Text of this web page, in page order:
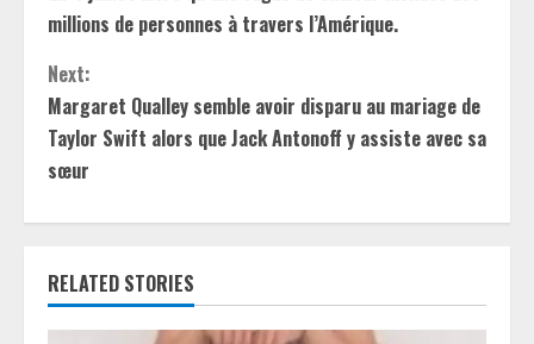
n
t
i
n
u
e
millions de personnes à travers l’Amérique.
Next:
Margaret Qualley semble avoir disparu au mariage de
Taylor Swift alors que Jack Antonoff y assiste avec sa
sœur
RELATED STORIES